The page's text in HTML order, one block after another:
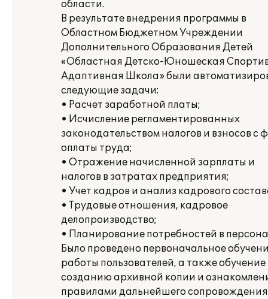
области.
В результате внедрения программы в
Областном Бюджетном Учреждении
Дополнительного Образования Детей
«Областная Детско-Юношеская
Адаптивная Школа» были
следующие задачи:
• Расчет заработной платы;
• Исчисление регламентированных
законодательством налогов и взносов с
оплаты труда;
• Отражение начисленной зарплаты и
налогов в затратах предприятия;
• Учет кадров и анализ кадрового
• Трудовые отношения, кадровое
делопроизводство;
• Планирование потребностей в
Было проведено первоначальное
работы пользователей, а также обучение
созданию архивной копии и
правилами дальнейшего сопровождения